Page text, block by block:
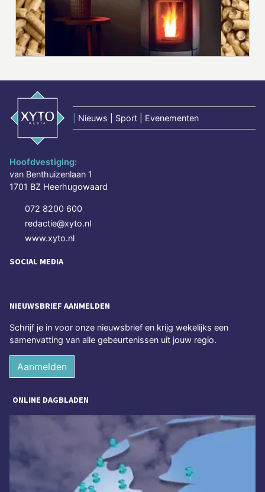
Nieuws | Sport | Evenementen
Hoofdvestiging:
van Benthuizenlaan 1
1701 BZ Heerhugowaard
072 8200 600
redactie@xyto.nl
www.xyto.nl
SOCIAL MEDIA
NIEUWSBRIEF AANMELDEN
Schrijf je in voor onze nieuwsbrief en krijg wekelijks een
samenvatting van alle gebeurtenissen uit jouw regio.
Aanmelden
ONLINE DAGBLADEN